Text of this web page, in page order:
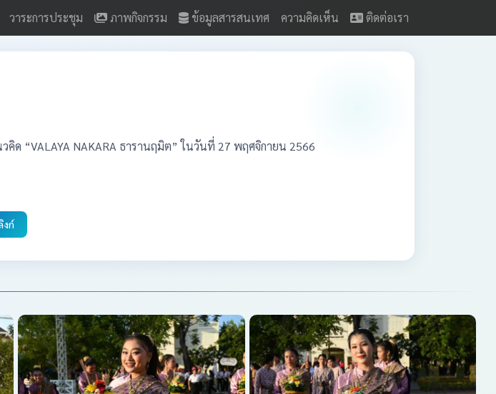
วาระการประชุม ภาพกิจกรรม ข้อมูลสารสนเทศ ความคิดเห็น ติดต่อเรา
“VALAYA NAKARA ธารานฤมิต” ในวันที่ 27 พฤศจิกายน 2566
งก์